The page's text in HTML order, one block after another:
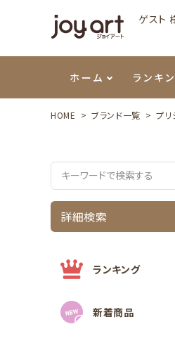
ゲスト
ホーム ランキ
モアノ
ウェービージェル
マグネティジェル
フラッシュジェル
ネイルケア用品
ネイルマシン
メタルパーツ
HOME ブランド一覧 プリ
詳細検索
ランキング
新着商品